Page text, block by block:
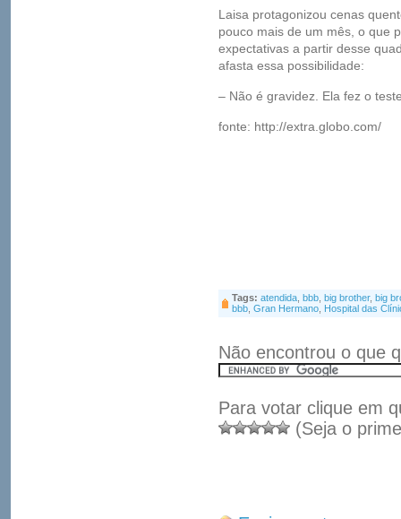
Laisa protagonizou cenas
pouco mais de um mês, o que
expectativas a partir desse
afasta essa possibilidade:
– Não é gravidez. Ela fez o
fonte: http://extra.globo.com/
Tags: atendida bbb big brother, big
bbb Gran Hermano Hospital das
Não encontrou o que
Para votar clique em
(Seja o